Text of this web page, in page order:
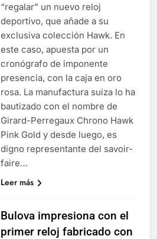
“regalar” un nuevo reloj
deportivo, que añade a su
exclusiva colección Hawk. En
este caso, apuesta por un
cronógrafo de imponente
presencia, con la caja en oro
rosa. La manufactura suiza lo ha
bautizado con el nombre de
Girard-Perregaux Chrono Hawk
Pink Gold y desde luego, es
digno representante del savoir-
faire…
Leer más
Bulova impresiona con el
primer reloj fabricado con